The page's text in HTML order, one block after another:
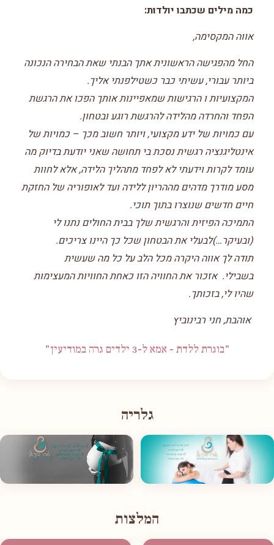
כמה מילים שכתבו יולדות:
אווה המקסימה,
החל מהפגישה הראשונית אתך הבנתי שאת הבחירה הנכונה
ביותר עבורי, עשיתי כבר כשטילפנתי אליך.
המקצועיות ו הרגישות שמאפיינות אותך הפכו את הרגשת
הפחד והחרדה מהלידה להרגשת רוגע ובטחון.
עם כמויות של ידע מקצועי, ויותר חשוב מכך – כמויות של
אינטליגנציה רגשית נסכת בי תחושה שאני יודעת בדיוק מה
עומד לקרות וידעתי לא לפחד מתהליך הלידה, אלא לחוות
מסע מודרך מדהים מההריון ללידה ועד לאופוריה של החזקת
חיים חדשים שנוצרו בתוך תוכי.
התמיכה הפיזית והרגשית שלך בבית החולים נתנו לי
(ובעיקר…)לבעלי את הבטחון שכל כך היינו צריכים.
תודה לך אווה היקרה מכל הלב על כל מה שעשית
בשבילי. אזכור את החוויה הזו כאחת החוויות המעצימות
שהיו לי, בזכותך.
אוהבת, חני רבינוביץ
"בוגרת ללדת - אמא ל-3 ילדים גרה במודיעין"
גלריה
המלצות